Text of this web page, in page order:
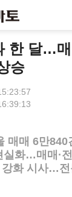
한 달…
승
매매 6만
실화…매매·
강화 시사…